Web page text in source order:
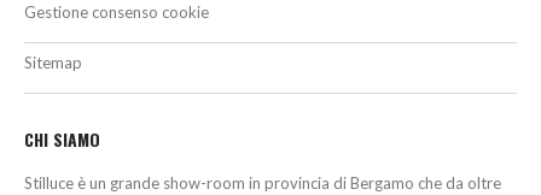
Gestione consenso cookie
Sitemap
CHI SIAMO
Stilluce è un grande show-room in provincia di Bergamo che da oltre